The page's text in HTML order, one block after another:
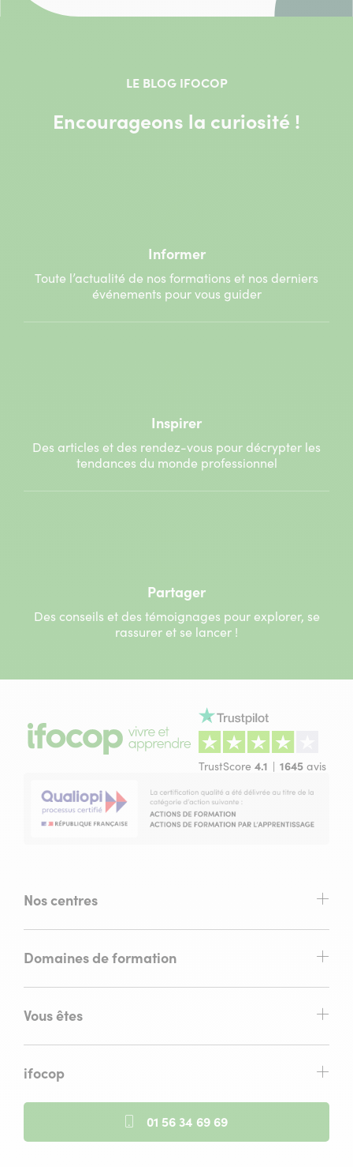
LE BLOG IFOCOP
Encourageons la curiosité !
Informer
Toute l’actualité de nos formations et nos derniers
événements pour vous guider
Inspirer
Des articles et des rendez-vous pour décrypter les
tendances du monde professionnel
Partager
Des conseils et des témoignages pour explorer, se
rassurer et se lancer !
TrustScore 4.1 1645 avis
Nos centres
Domaines de formation
Vous êtes
ifocop
01 56 34 69 69